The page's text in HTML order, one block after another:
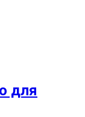
для